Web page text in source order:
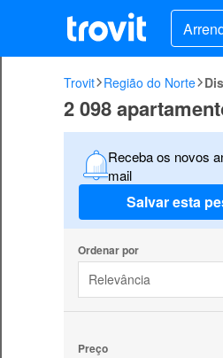
Trovit Região do Norte
2 098
Receba os novos
mail
Salvar esta
Ordenar por
Relevância
Preço